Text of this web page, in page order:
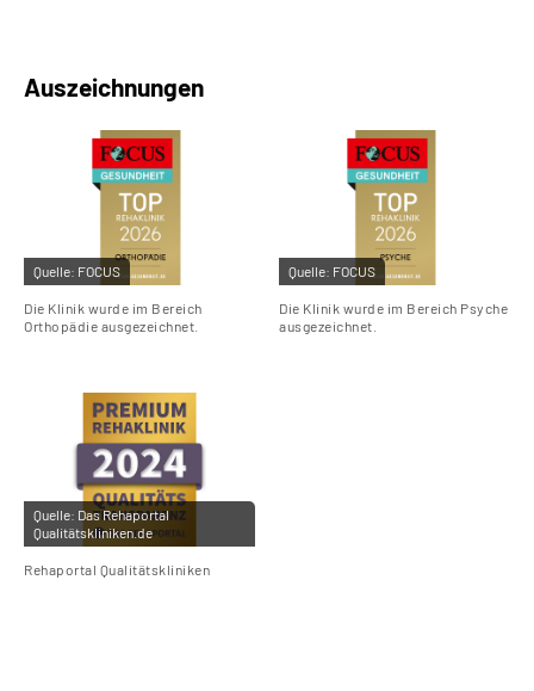
Auszeichnungen
Quelle: FOCUS
Die Klinik wurde im Bereich
Orthopädie ausgezeichnet.
Quelle: FOCUS
Die Klinik wurde im Bereich Psyche
ausgezeichnet.
Quelle: Das Rehaportal
Qualitätskliniken.de
Rehaportal Qualitätskliniken